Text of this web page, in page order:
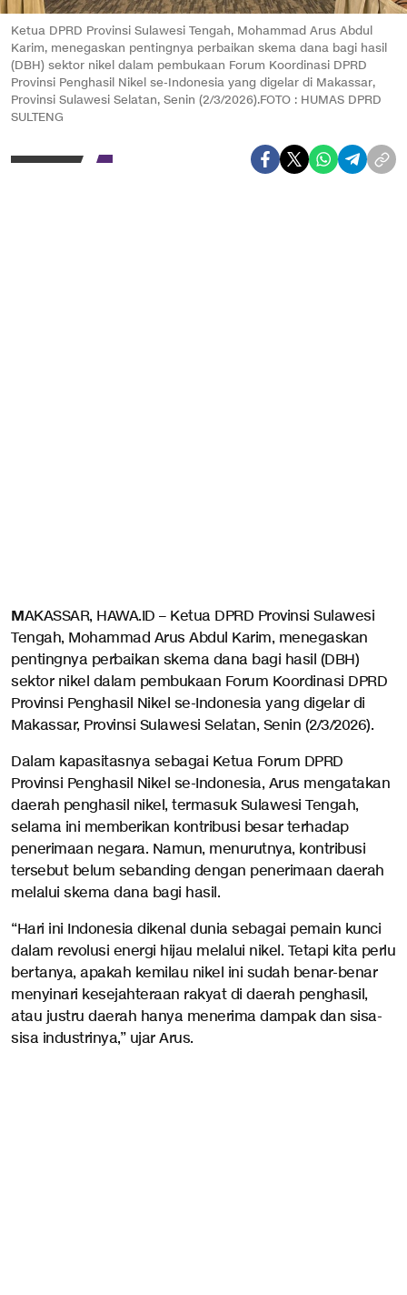
Ketua DPRD Provinsi Sulawesi Tengah, Mohammad Arus Abdul
Karim, menegaskan pentingnya perbaikan skema dana bagi hasil
(DBH) sektor nikel dalam pembukaan Forum Koordinasi DPRD
Provinsi Penghasil Nikel se-Indonesia yang digelar di Makassar,
Provinsi Sulawesi Selatan, Senin (2/3/2026).FOTO : HUMAS DPRD
SULTENG
MAKASSAR, HAWA.ID – Ketua DPRD Provinsi Sulawesi
Tengah, Mohammad Arus Abdul Karim, menegaskan
pentingnya perbaikan skema dana bagi hasil (DBH)
sektor nikel dalam pembukaan Forum Koordinasi DPRD
Provinsi Penghasil Nikel se-Indonesia yang digelar di
Makassar, Provinsi Sulawesi Selatan, Senin (2/3/2026).
Dalam kapasitasnya sebagai Ketua Forum DPRD
Provinsi Penghasil Nikel se-Indonesia, Arus mengatakan
daerah penghasil nikel, termasuk Sulawesi Tengah,
selama ini memberikan kontribusi besar terhadap
penerimaan negara. Namun, menurutnya, kontribusi
tersebut belum sebanding dengan penerimaan daerah
melalui skema dana bagi hasil.
“Hari ini Indonesia dikenal dunia sebagai pemain kunci
dalam revolusi energi hijau melalui nikel. Tetapi kita perlu
bertanya, apakah kemilau nikel ini sudah benar-benar
menyinari kesejahteraan rakyat di daerah penghasil,
atau justru daerah hanya menerima dampak dan sisa-
sisa industrinya,” ujar Arus.